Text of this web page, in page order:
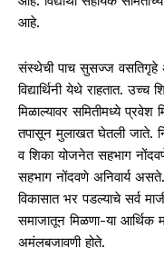
आहे.
संस्थेची पाच सुसज्ज वसतिगृहे
विद्यार्थिनी येथे राहतात. उच्च
मिळाल्यावर समितीमध्ये
तपासून मुलाखत घेतली जाते.
व शिका योजनेत सहभाग
सहभाग नोंदवणे अनिवार्य असते.
विकासात भर पडल्याचे सर्व
समाजातून मिळणा-या आर्थिक
अमंलबजावणी होते.